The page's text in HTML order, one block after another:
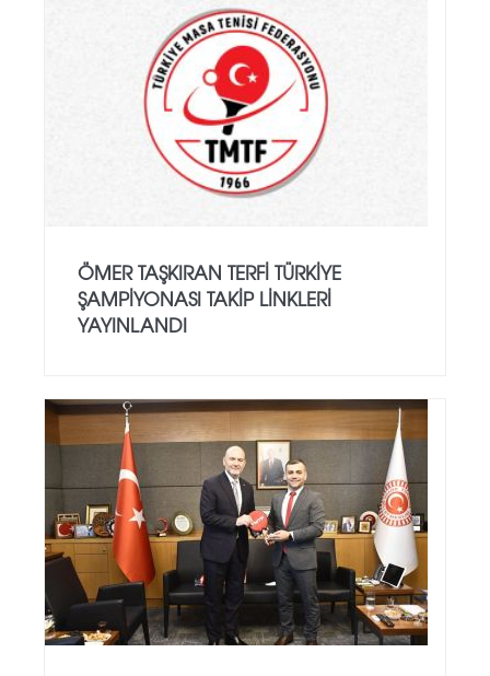
ÖMER TAŞKIRAN TERFI TÜRKIYE
ŞAMPIYONASI TAKIP LINKLERI
YAYINLANDI